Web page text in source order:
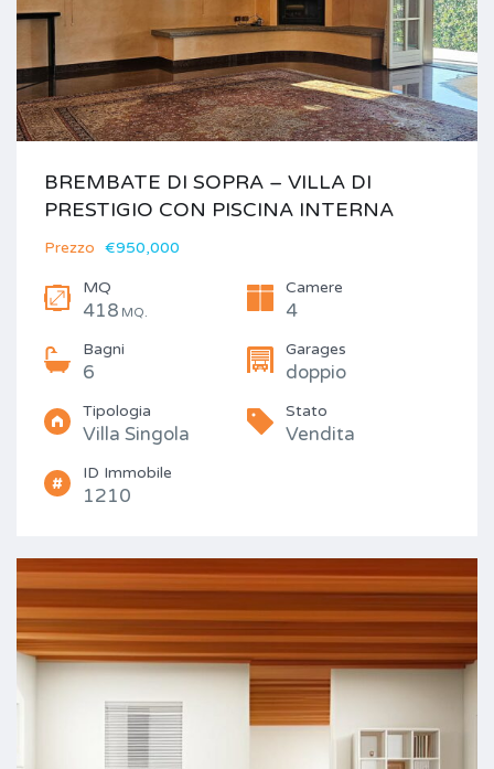
BREMBATE DI SOPRA – VILLA DI
PRESTIGIO CON PISCINA INTERNA
Prezzo €950,000
MQ
418 MQ.
Camere
4
Bagni
6
Garages
doppio
Tipologia
Villa Singola
Stato
Vendita
ID Immobile
1210